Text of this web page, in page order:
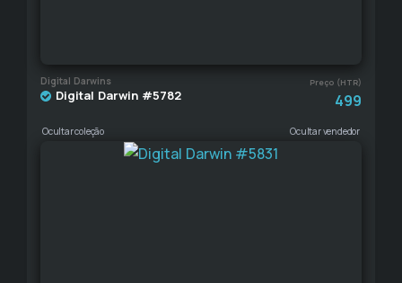
Digital Darwins Preço (HTR)
Digital Darwin #5782 499
Ocultar coleção Ocultar vendedor